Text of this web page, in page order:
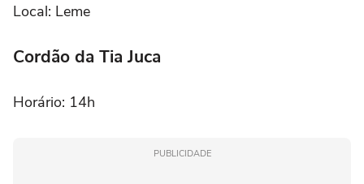
Local: Leme
Cordão da Tia Juca
Horário: 14h
PUBLICIDADE